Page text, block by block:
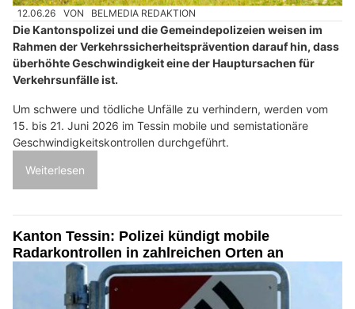
12.06.26 VON BELMEDIA REDAKTION
Die Kantonspolizei und die Gemeindepolizeien weisen im
Rahmen der Verkehrssicherheitsprävention darauf hin, dass
überhöhte Geschwindigkeit eine der Hauptursachen für
Verkehrsunfälle ist.
Um schwere und tödliche Unfälle zu verhindern, werden vom
15. bis 21. Juni 2026 im Tessin mobile und semistationäre
Geschwindigkeitskontrollen durchgeführt.
Weiterlesen
Kanton Tessin: Polizei kündigt mobile
Radarkontrollen in zahlreichen Orten an